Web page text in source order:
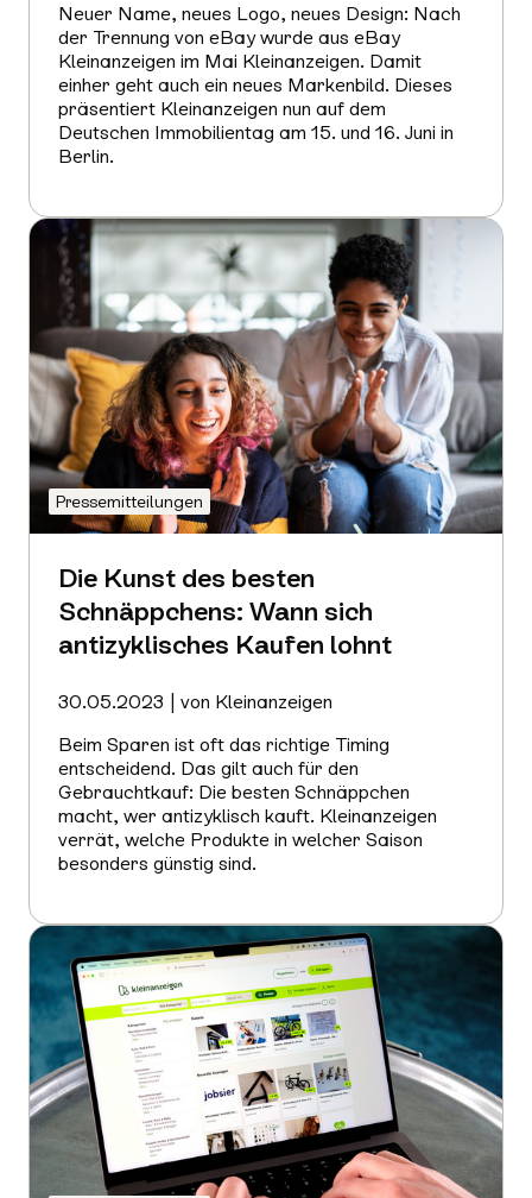
Neuer Name, neues Logo, neues Design: Nach
der Trennung von eBay wurde aus eBay
Kleinanzeigen im Mai Kleinanzeigen. Damit
einher geht auch ein neues Markenbild. Dieses
präsentiert Kleinanzeigen nun auf dem
Deutschen Immobilientag am 15. und 16. Juni in
Berlin.
erfahren
Die Kunst des besten
Schnäppchens: Wann sich
antizyklisches Kaufen lohnt
30.05.2023 | von Kleinanzeigen
Beim Sparen ist oft das richtige Timing
entscheidend. Das gilt auch für den
Gebrauchtkauf: Die besten Schnäppchen
macht, wer antizyklisch kauft. Kleinanzeigen
verrät, welche Produkte in welcher Saison
besonders günstig sind.
erfahren
Pressemitteilungen